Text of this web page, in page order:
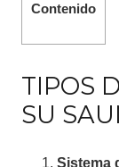
Contenido
TIPOS
SU
Sistema